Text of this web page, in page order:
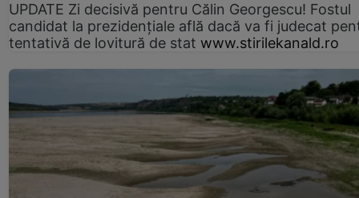
UPDATE Zi decisivă pentru Călin Georgescu! Fostul
candidat la prezidențiale află dacă va fi judecat
tentativă de lovitură de stat www.stirilekanald.ro